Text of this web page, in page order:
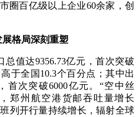
圈百亿级以上企业60余家，创
展格局深刻重塑
总值达9356.73亿元，首次突破
于全国10.3个百分点；其中出
首次突破6000亿元。“空中丝
郑州航空港货邮吞吐量增长
列开行量持续增长，辐射全球